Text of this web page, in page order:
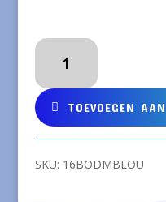
COQ
PATE
Set
van
romper
en
TOEVOEGEN
SKU: 16BODMBLOU